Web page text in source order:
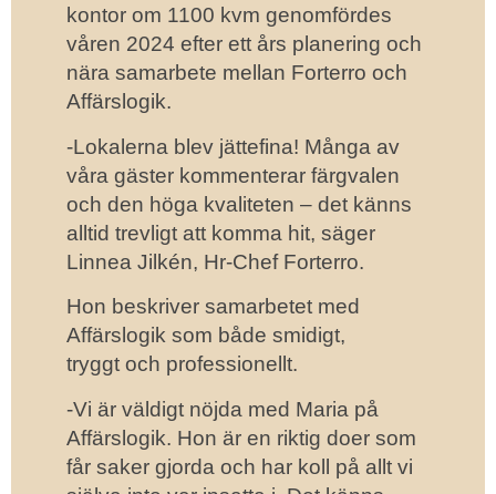
kontor om 1100 kvm genomfördes
våren 2024 efter ett års planering och
nära samarbete mellan Forterro och
Affärslogik.
-Lokalerna blev jättefina! Många av
våra gäster kommenterar färgvalen
och den höga kvaliteten – det känns
alltid trevligt att komma hit, säger
Linnea Jilkén, Hr-Chef Forterro.
Hon beskriver samarbetet med
Affärslogik som både smidigt,
tryggt och professionellt.
-Vi är väldigt nöjda med Maria på
Affärslogik. Hon är en riktig doer som
får saker gjorda och har koll på allt vi